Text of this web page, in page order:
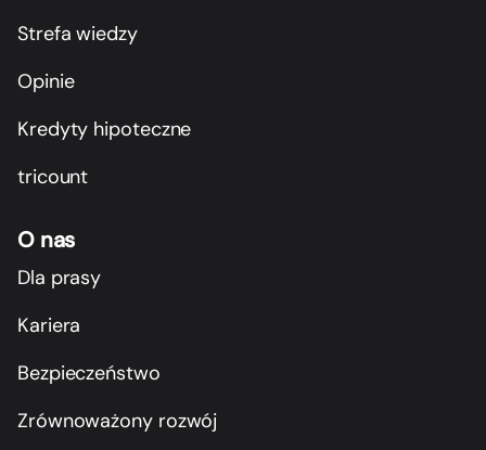
Strefa wiedzy
Opinie
Kredyty hipoteczne
tricount
O nas
Dla prasy
Kariera
Bezpieczeństwo
Zrównoważony rozwój